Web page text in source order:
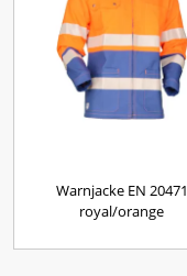
Warnjacke EN 20471
royal/orange